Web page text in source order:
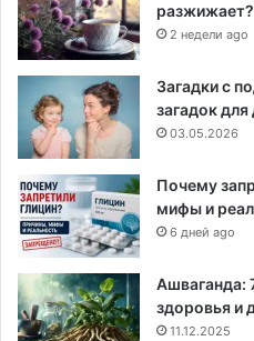
разжижает?
2 недели ago
Загадки с
загадок для
03.05.2026
Почему
мифы и
6 дней ago
Ашваганда:
здоровья и
11.12.2025